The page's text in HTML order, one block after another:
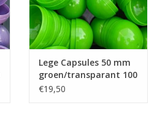
Lege Capsules 50 mm
groen/transparant 100
stuks
€19,50